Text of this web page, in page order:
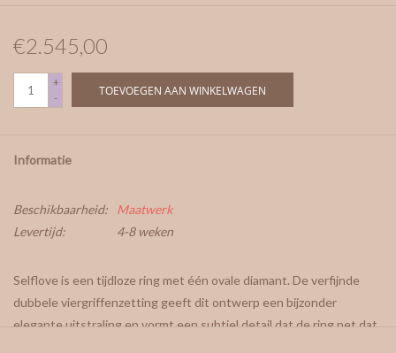
€2.545,00
+
-
TOEVOEGEN AAN WINKELWAGEN
Informatie
Beschikbaarheid:
Maatwerk
Levertijd:
4-8 weken
Selflove is een tijdloze ring met één ovale diamant. De verfijnde
dubbele viergriffenzetting geeft dit ontwerp een bijzonder
elegante uitstraling en vormt een subtiel detail dat de ring net dat